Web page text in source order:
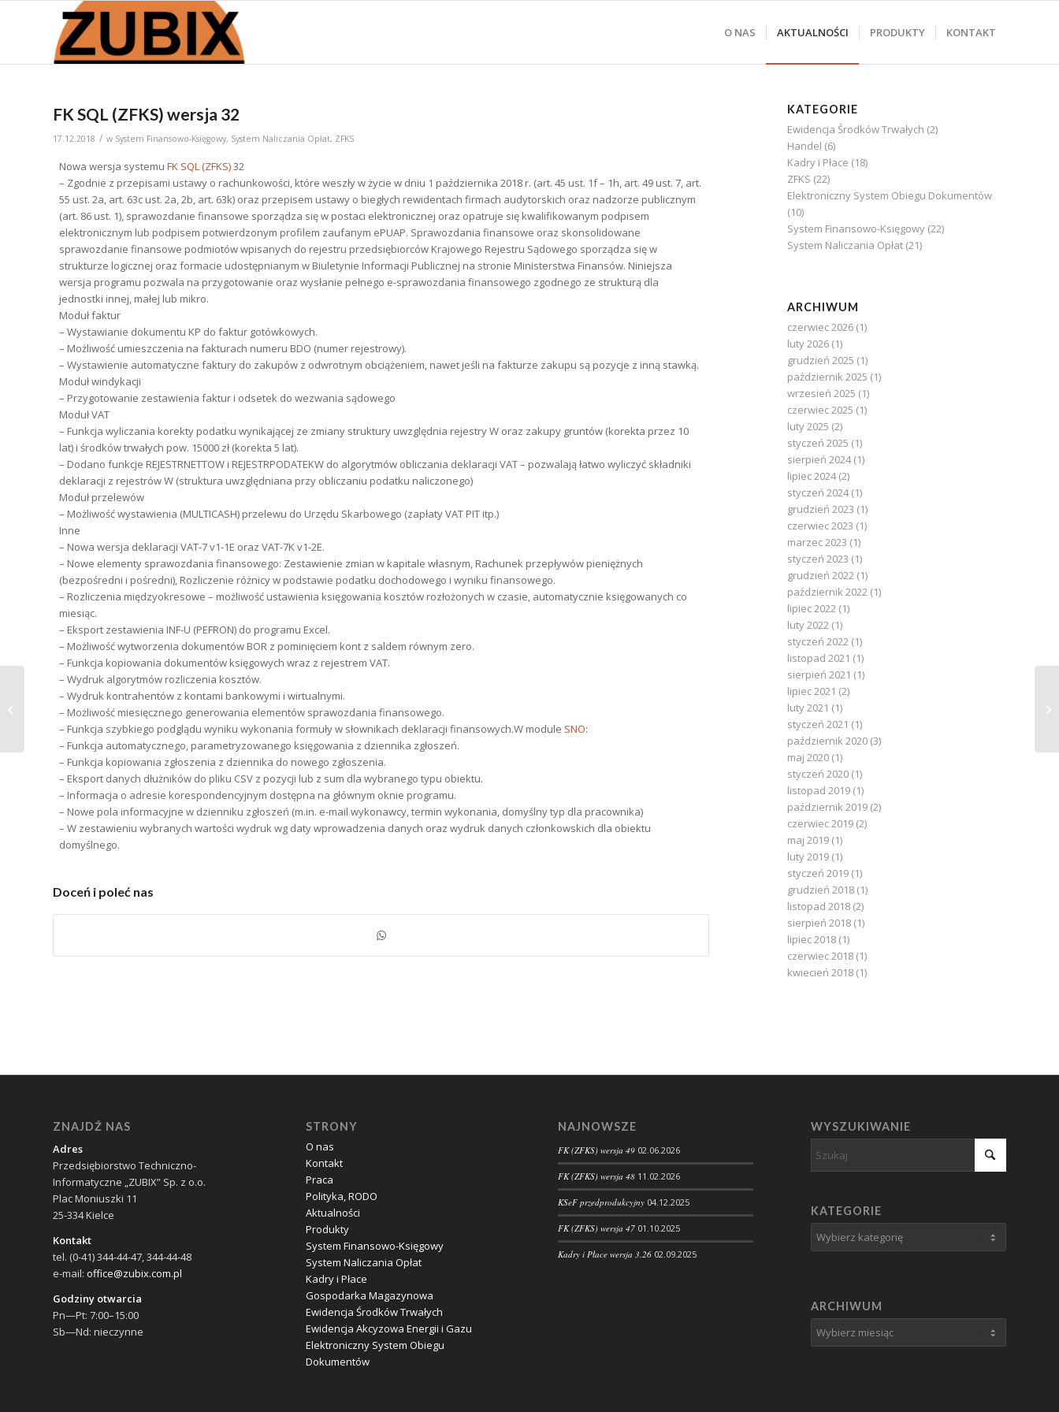
O NAS AKTUALNOŚCI PRODUKTY KONTAKT
FK SQL (ZFKS) wersja 32
17.12.2018 / w System Finansowo-Księgowy, System Naliczania Opłat, ZFKS
Nowa wersja systemu FK SQL (ZFKS)32
– Zgodnie z przepisami ustawy o rachunkowości, które weszły w życie w dniu 1 października 2018 r. (art. 45 ust. 1f – 1h, art. 49 ust. 7, art.
55 ust. 2a, art. 63c ust. 2a, 2b, art. 63k) oraz przepisem ustawy o biegłych rewidentach firmach audytorskich oraz nadzorze publicznym
(art. 86 ust. 1), sprawozdanie finansowe sporządza się w postaci elektronicznej oraz opatruje się kwalifikowanym podpisem
elektronicznym lub podpisem potwierdzonym profilem zaufanym ePUAP. Sprawozdania finansowe oraz skonsolidowane
sprawozdanie finansowe podmiotów wpisanych do rejestru przedsiębiorców Krajowego Rejestru Sądowego sporządza się w
strukturze logicznej oraz formacie udostępnianym w Biuletynie Informacji Publicznej na stronie Ministerstwa Finansów. Niniejsza
wersja programu pozwala na przygotowanie oraz wysłanie pełnego e-sprawozdania finansowego zgodnego ze strukturą dla
jednostki innej, małej lub mikro.
Moduł faktur
– Wystawianie dokumentu KP do faktur gotówkowych.
– Możliwość umieszczenia na fakturach numeru BDO (numer rejestrowy).
– Wystawienie automatyczne faktury do zakupów z odwrotnym obciążeniem, nawet jeśli na fakturze zakupu są pozycje z inną stawką.
Moduł windykacji
– Przygotowanie zestawienia faktur i odsetek do wezwania sądowego
Moduł VAT
– Funkcja wyliczania korekty podatku wynikającej ze zmiany struktury uwzględnia rejestry W oraz zakupy gruntów (korekta przez 10
lat) i środków trwałych pow. 15000 zł (korekta 5 lat).
– Dodano funkcje REJESTRNETTOW i REJESTRPODATEKW do algorytmów obliczania deklaracji VAT – pozwalają łatwo wyliczyć składniki
deklaracji z rejestrów W (struktura uwzględniana przy obliczaniu podatku naliczonego)
Moduł przelewów
– Możliwość wystawienia (MULTICASH) przelewu do Urzędu Skarbowego (zapłaty VAT PIT itp.)
Inne
– Nowa wersja deklaracji VAT-7 v1-1E oraz VAT-7K v1-2E.
– Nowe elementy sprawozdania finansowego: Zestawienie zmian w kapitale własnym, Rachunek przepływów pieniężnych
(bezpośredni i pośredni), Rozliczenie różnicy w podstawie podatku dochodowego i wyniku finansowego.
– Rozliczenia międzyokresowe – możliwość ustawienia księgowania kosztów rozłożonych w czasie, automatycznie księgowanych co
miesiąc.
– Eksport zestawienia INF-U (PEFRON) do programu Excel.
– Możliwość wytworzenia dokumentów BOR z pominięciem kont z saldem równym zero.
– Funkcja kopiowania dokumentów księgowych wraz z rejestrem VAT.
– Wydruk algorytmów rozliczenia kosztów.
– Wydruk kontrahentów z kontami bankowymi i wirtualnymi.
– Możliwość miesięcznego generowania elementów sprawozdania finansowego.
– Funkcja szybkiego podglądu wyniku wykonania formuły w słownikach deklaracji finansowych.W module SNO:
– Funkcja automatycznego, parametryzowanego księgowania z dziennika zgłoszeń.
– Funkcja kopiowania zgłoszenia z dziennika do nowego zgłoszenia.
– Eksport danych dłużników do pliku CSV z pozycji lub z sum dla wybranego typu obiektu.
– Informacja o adresie korespondencyjnym dostępna na głównym oknie programu.
– Nowe pola informacyjne w dzienniku zgłoszeń (m.in. e-mail wykonawcy, termin wykonania, domyślny typ dla pracownika)
– W zestawieniu wybranych wartości wydruk wg daty wprowadzenia danych oraz wydruk danych członkowskich dla obiektu
domyślnego.
Doceń i poleć nas
KATEGORIE
Ewidencja Środków Trwałych (2)
Handel (6)
Kadry i Płace (18)
ZFKS (22)
Elektroniczny System Obiegu Dokumentów
(10)
System Finansowo-Księgowy (22)
System Naliczania Opłat (21)
ARCHIWUM
czerwiec 2026 (1)
luty 2026 (1)
grudzień 2025 (1)
październik 2025 (1)
wrzesień 2025 (1)
czerwiec 2025 (1)
luty 2025 (2)
styczeń 2025 (1)
sierpień 2024(1)
lipiec 2024(2)
styczeń 2024(1)
grudzień 2023 (1)
czerwiec 2023 (1)
marzec 2023 (1)
styczeń 2023 (1)
grudzień 2022 (1)
październik 2022 (1)
lipiec 2022 (1)
luty 2022 (1)
styczeń 2022 (1)
listopad 2021 (1)
sierpień 2021 (1)
lipiec 2021 (2)
luty 2021 (1)
styczeń 2021 (1)
październik 2020 (3)
maj 2020 (1)
styczeń 2020 (1)
listopad 2019 (1)
październik 2019 (2)
czerwiec 2019 (2)
maj 2019 (1)
luty 2019 (1)
styczeń 2019 (1)
grudzień 2018 (1)
listopad 2018 (2)
sierpień 2018 (1)
lipiec 2018 (1)
czerwiec 2018 (1)
kwiecień 2018 (1)
ZNAJDŹ NAS
Adres
Przedsiębiorstwo Techniczno-
Informatyczne „ZUBIX” Sp. z o.o.
Plac Moniuszki 11
25-334 Kielce
Kontakt
tel. (0-41) 344-44-47, 344-44-48
e-mail: office@zubix.com.pl
Godziny otwarcia
Pn—Pt: 7:00–15:00
Sb—Nd: nieczynne
STRONY
O nas
Kontakt
Praca
Polityka, RODO
Aktualności
Produkty
System Finansowo-Księgowy
System Naliczania Opłat
Kadry i Płace
Gospodarka Magazynowa
Ewidencja Środków Trwałych
Ewidencja Akcyzowa Energii i Gazu
Elektroniczny System Obiegu
Dokumentów
NAJNOWSZE
FK (ZFKS) wersja 49 02.06.2026
FK (ZFKS) wersja 48 11.02.2026
KSeF przedprodukcyjny 04.12.2025
FK (ZFKS) wersja 47 01.10.2025
Kadry i Płace wersja 3.26 02.09.2025
WYSZUKIWANIE
KATEGORIE
Kategorie
ARCHIWUM
KADRY i PŁACE wersja 3.11